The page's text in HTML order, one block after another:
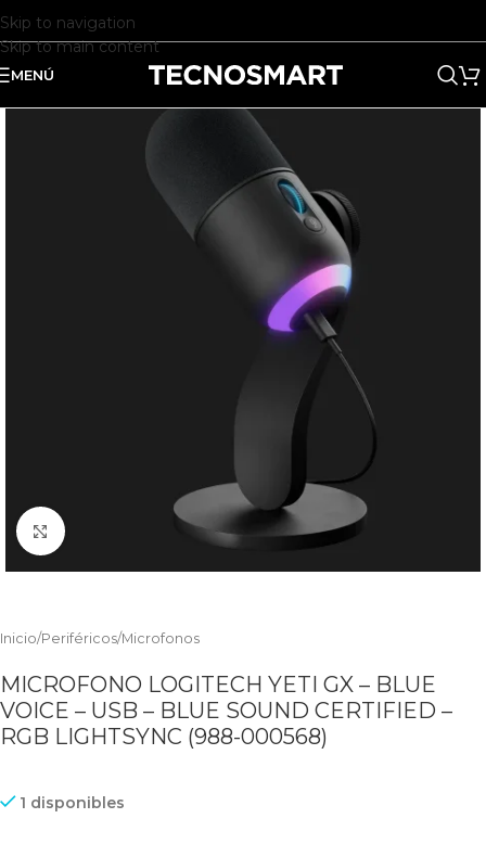
Skip to navigation
Skip to main content
MENÚ
Clic para ampliar
Inicio/Periféricos/Microfonos
MICROFONO LOGITECH YETI GX – BLUE
VOICE – USB – BLUE SOUND CERTIFIED –
RGB LIGHTSYNC (988-000568)
1 disponibles